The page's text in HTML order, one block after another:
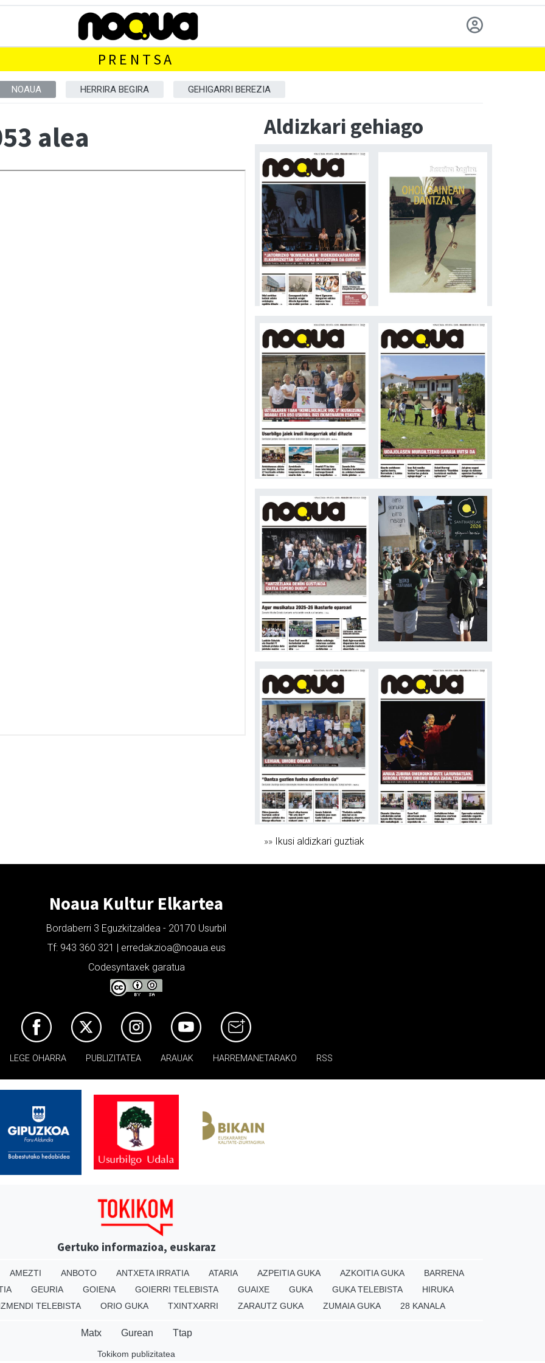
PRENTSA
NOAUA HERRIRA BEGIRA GEHIGARRI BEREZIA
alea Aldizkari gehiago
»» Ikusi aldizkari guztiak
Noaua Kultur Elkartea
Bordaberri 3 Eguzkitzaldea - 20170 Usurbil
Tf: 943 360 321 | erredakzioa@noaua.eus
Codesyntaxek garatua
LEGE OHARRA PUBLIZITATEA ARAUAK HARREMANETARAKO RSS
Gertuko informazioa, euskaraz
AMEZTI ANBOTO ANTXETA IRRATIA ATARIA AZPEITIA GUKA AZKOITIA GUKA
BARRENA
GEURIA GOIENA GOIERRI TELEBISTA GUAIXE GUKA GUKA TELEBISTA
HIRUKA
TELEBISTA ORIO GUKA TXINTXARRI ZARAUTZ GUKA ZUMAIA GUKA 28 KANALA
Matx Gurean Ttap
Tokikom publizitatea